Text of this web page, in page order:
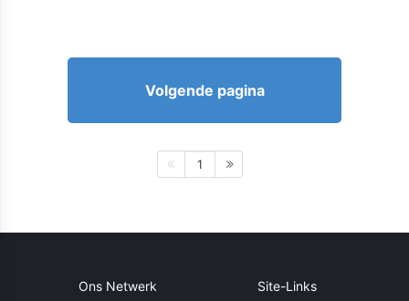
Volgende pagina
1
Ons Netwerk Site-Links